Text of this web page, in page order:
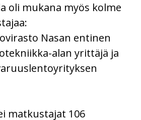
oli mukana myös kolme
Nasan entinen
alan yrittäjä ja
matkustajat 106